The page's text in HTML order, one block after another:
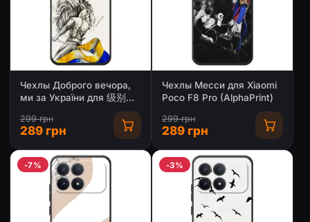
Чехлы Доброго вечора,
ми за України для 级别
набор щителямиमोксибой
норм F8 Pro (AlphaPrint)
299 грн
289 грн
Чехлы Месси для Xiaomi
Poco F8 Pro (AlphaPrint)
299 грн
289 грн
-7% -3%